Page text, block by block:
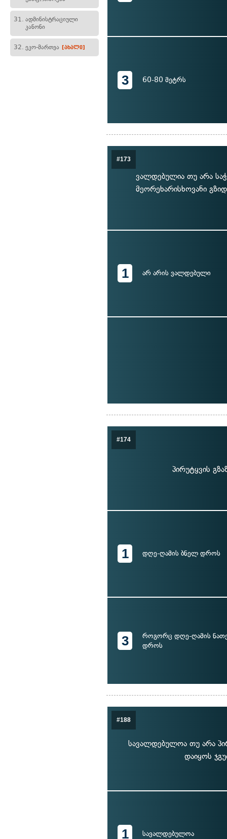
31. ადმინისტრაციული
კანონი
32. ეკო-მართვა [ახალი]
3 60-80 მეტრს
#173
ვალდებულია თუ არა
მეორეხარისხოვანი
1 არ არის ვალდებული
#174
პირუტყვის
1 დღე-ღამის ბნელ დროს
3
როგორც დღე-ღამის
დროს
#188
სავალდებულოა თუ არა
დაიყოს
1 სავალდებულოა